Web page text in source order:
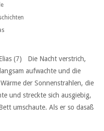
(7) Die Nacht verstrich,
aufwachte und die
der Sonnenstrahlen, die
und streckte sich ausgiebig,
umschaute. Als er so dasaß